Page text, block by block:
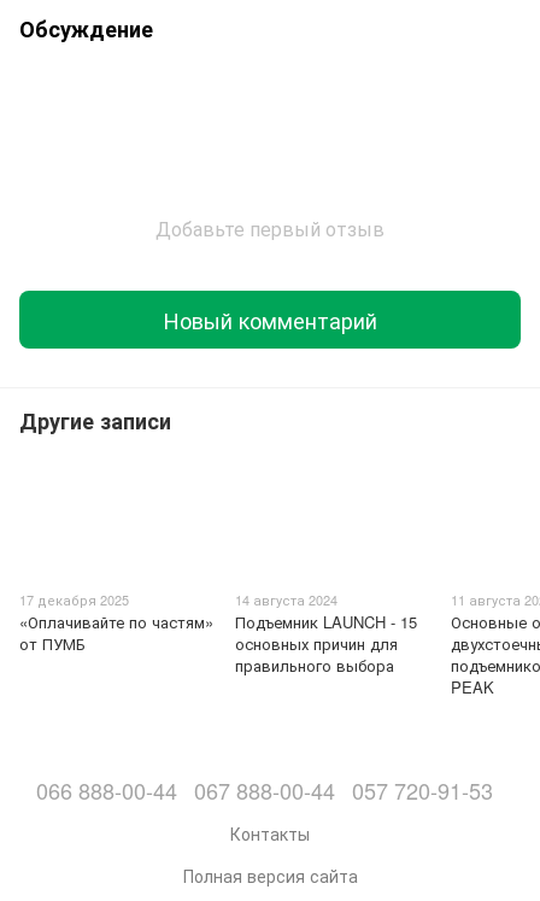
Обсуждение
Добавьте первый отзыв
Новый комментарий
Другие записи
17 декабря 2025
«Оплачивайте по частям»
от ПУМБ
14 августа 2024
Подъемник LAUNCH - 15
основных причин для
правильного выбора
11 августа
Основные
PEAK
066 888-00-44 067 888-00-44 057 720-91-53
Контакты
Полная версия сайта